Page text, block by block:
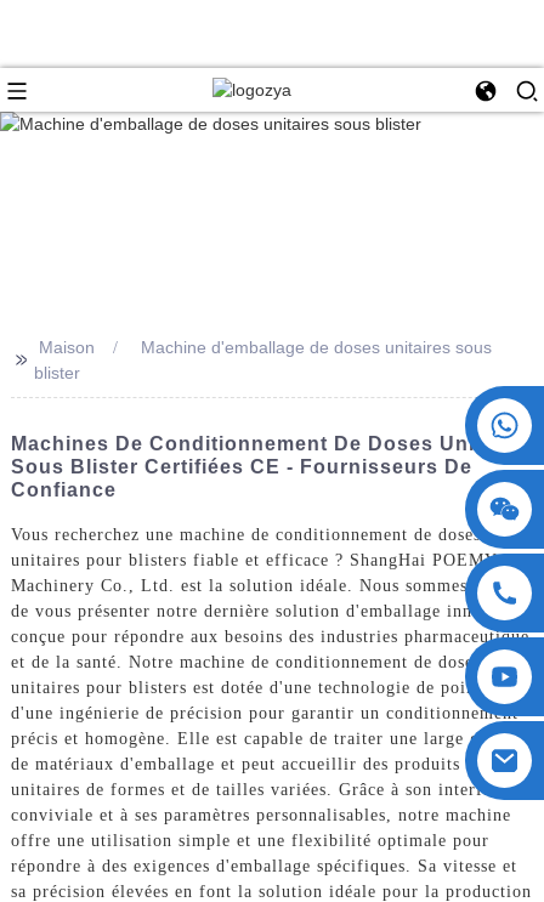
>>
Maison
Machine d'emballage de doses unitaires sous
blister
Machines De Conditionnement De Doses Unitaires
Sous Blister Certifiées CE - Fournisseurs De
Confiance
Vous recherchez une machine de conditionnement de doses
unitaires pour blisters fiable et efficace ? ShangHai POEMY
Machinery Co., Ltd. est la solution idéale. Nous sommes fiers
de vous présenter notre dernière solution d'emballage innovante,
conçue pour répondre aux besoins des industries pharmaceutique
et de la santé. Notre machine de conditionnement de doses
unitaires pour blisters est dotée d'une technologie de pointe et
d'une ingénierie de précision pour garantir un conditionnement
précis et homogène. Elle est capable de traiter une large gamme
de matériaux d'emballage et peut accueillir des produits en doses
unitaires de formes et de tailles variées. Grâce à son interface
conviviale et à ses paramètres personnalisables, notre machine
offre une utilisation simple et une flexibilité optimale pour
répondre à des exigences d'emballage spécifiques. Sa vitesse et
sa précision élevées en font la solution idéale pour la production